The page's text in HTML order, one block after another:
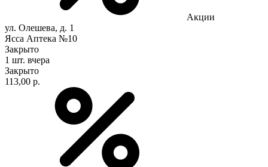
Акции
ул. Олешева, д. 1
Ясса Аптека №10
Закрыто
1 шт. вчера
Закрыто
113,00 р.